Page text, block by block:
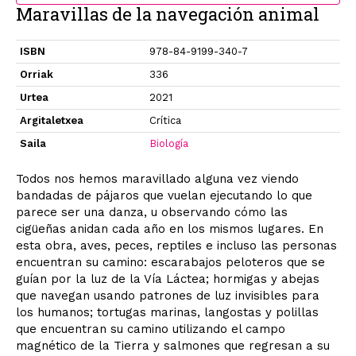
Maravillas de la navegación animal
ISBN
978-84-9199-340-7
Orriak
336
Urtea
2021
Argitaletxea
Crítica
Saila
Biología
Todos nos hemos maravillado alguna vez viendo
bandadas de pájaros que vuelan ejecutando lo que
parece ser una danza, u observando cómo las
cigüeñas anidan cada año en los mismos lugares. En
esta obra, aves, peces, reptiles e incluso las personas
encuentran su camino: escarabajos peloteros que se
guían por la luz de la Vía Láctea; hormigas y abejas
que navegan usando patrones de luz invisibles para
los humanos; tortugas marinas, langostas y polillas
que encuentran su camino utilizando el campo
magnético de la Tierra y salmones que regresan a su